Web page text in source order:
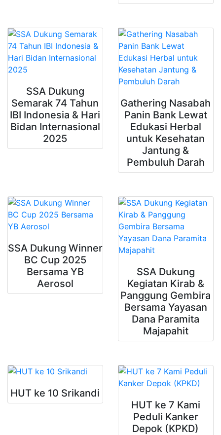
SSA Dukung
Semarak 74 Tahun
IBI Indonesia & Hari
Bidan Internasional
2025
Gathering Nasabah
Panin Bank Lewat
Edukasi Herbal
untuk Kesehatan
Jantung &
Pembuluh Darah
SSA Dukung Winner
BC Cup 2025
Bersama YB
Aerosol
SSA Dukung
Kegiatan Kirab &
Panggung Gembira
Bersama Yayasan
Dana Paramita
Majapahit
HUT ke 10 Srikandi
HUT ke 7 Kami
Peduli Kanker
Depok (KPKD)